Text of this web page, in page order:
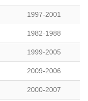
1997-2001
1982-1988
1999-2005
2009-2006
2000-2007